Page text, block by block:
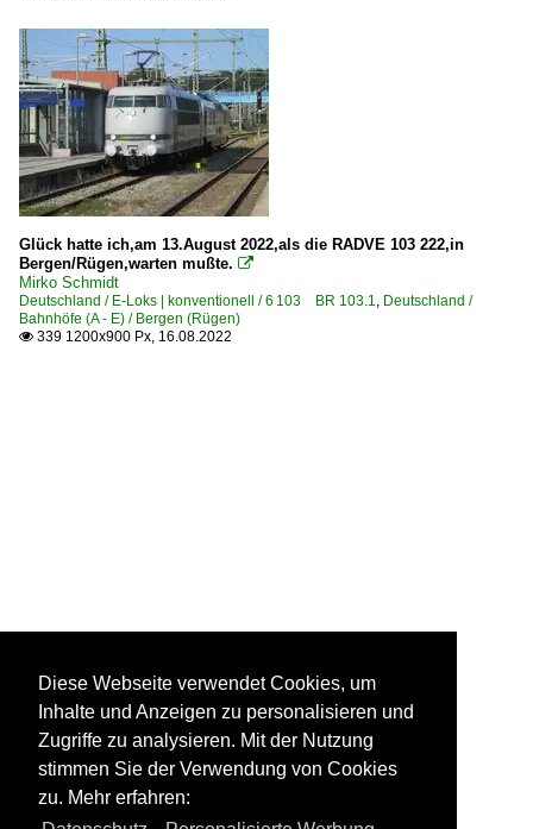
Glück hatte ich,am 13.August 2022,als die RADVE 103 222,in
Bergen/Rügen,warten mußte. 
Mirko Schmidt
Deutschland / E-Loks | konventionell / 6 103 BR 103.1, Deutschland /
Bahnhöfe (A - E) / Bergen (Rügen)
 339 1200x900 Px, 16.08.2022
Diese Webseite verwendet Cookies, um
Inhalte und Anzeigen zu personalisieren und
Zugriffe zu analysieren. Mit der Nutzung
stimmen Sie der Verwendung von Cookies
zu. Mehr erfahren: